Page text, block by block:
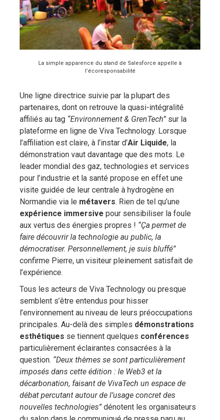
La simple apparence du stand de Salesforce appelle à
l’écoresponsabilité
Une ligne directrice suivie par la plupart des
partenaires, dont on retrouve la quasi-intégralité
affiliés au tag “Environnement & GrenTech” sur la
plateforme en ligne de Viva Technology. Lorsque
l’affiliation est claire, à l’instar d’Air Liquide, la
démonstration vaut davantage que des mots. Le
leader mondial des gaz, technologies et services
pour l’industrie et la santé propose en effet une
visite guidée de leur centrale à hydrogène en
Normandie via le métavers. Rien de tel qu’une
expérience immersive pour sensibiliser la foule
aux vertus des énergies propres ! “Ça permet de
faire découvrir la technologie au public, la
démocratiser. Personnellement, je suis bluffé”
confirme Pierre, un visiteur pleinement satisfait de
l’expérience.
Tous les acteurs de Viva Technology ou presque
semblent s’être entendus pour hisser
l’environnement au niveau de leurs préoccupations
principales. Au-delà des simples démonstrations
esthétiques se tiennent quelques conférences
particulièrement éclairantes consacrées à la
question. “Deux thèmes se sont particulièrement
imposés dans cette édition : le Web3 et la
décarbonation, faisant de VivaTech un espace de
débat percutant autour de l’usage concret des
nouvelles technologies” dénotent les organisateurs